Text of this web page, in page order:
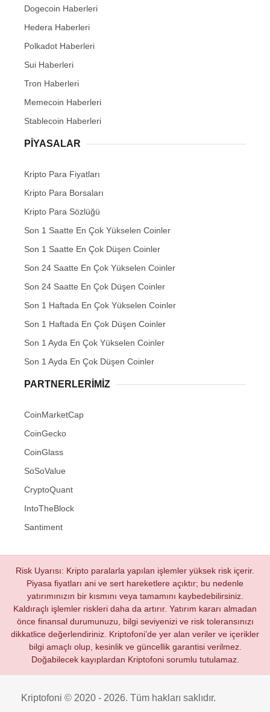
Dogecoin Haberleri
Hedera Haberleri
Polkadot Haberleri
Sui Haberleri
Tron Haberleri
Memecoin Haberleri
Stablecoin Haberleri
PIYASALAR
Kripto Para Fiyatları
Kripto Para Borsaları
Kripto Para Sözlüğü
Son 1 Saatte En Çok Yükselen Coinler
Son 1 Saatte En Çok Düşen Coinler
Son 24 Saatte En Çok Yükselen Coinler
Son 24 Saatte En Çok Düşen Coinler
Son 1 Haftada En Çok Yükselen Coinler
Son 1 Haftada En Çok Düşen Coinler
Son 1 Ayda En Çok Yükselen Coinler
Son 1 Ayda En Çok Düşen Coinler
PARTNERLERIMIZ
CoinMarketCap
CoinGecko
CoinGlass
SoSoValue
CryptoQuant
IntoTheBlock
Santiment
Risk Uyarısı: Kripto paralarla yapılan işlemler yüksek risk içerir.
Piyasa fiyatları ani ve sert hareketlere açıktır; bu nedenle
yatırımınızın bir kısmını veya tamamını kaybedebilirsiniz.
Kaldıraçlı işlemler riskleri daha da artırır. Yatırım kararı almadan
önce finansal durumunuzu, bilgi seviyenizi ve risk toleransınızı
dikkatlice değerlendiriniz. Kriptofoni’de yer alan veriler ve içerikler
bilgi amaçlı olup, kesinlik ve güncellik garantisi verilmez.
Doğabilecek kayıplardan Kriptofoni sorumlu tutulamaz.
Kriptofoni © 2020 - 2026. Tüm hakları saklıdır.